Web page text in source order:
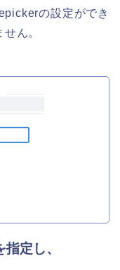
の設定ができ
ん。
定し、